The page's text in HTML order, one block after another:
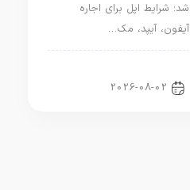
شد؛ شرایط اپل برای اجاره
آیفون، آیپد، مک…
2026-08-02